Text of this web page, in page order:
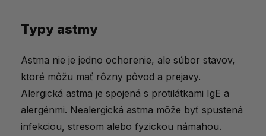
Typy astmy
Astma nie je jedno ochorenie, ale súbor stavov,
ktoré môžu mať rôzny pôvod a prejavy.
Alergická astma je spojená s protilátkami IgE a
alergénmi. Nealergická astma môže byť spustená
infekciou, stresom alebo fyzickou námahou.